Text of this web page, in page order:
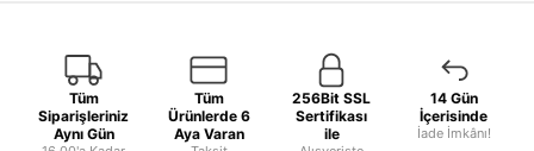
Tüm
Siparişleriniz
Aynı Gün
Tüm
Ürünlerde 6
Aya Varan
256Bit SSL
Sertifikası
ile
14 Gün
İçerisinde
İade İmkânı!